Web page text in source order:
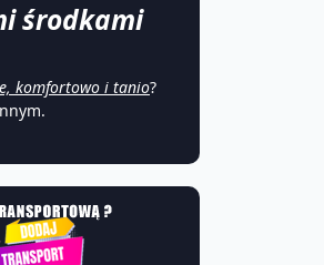
środkami
komfortowo i tanio?